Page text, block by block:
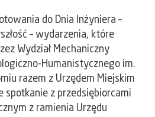
do Dnia Inżyniera –
– wydarzenia, które
Wydział Mechaniczny
Humanistycznego im.
razem z Urzędem Miejskim
spotkanie z przedsiębiorcami
z ramienia Urzędu